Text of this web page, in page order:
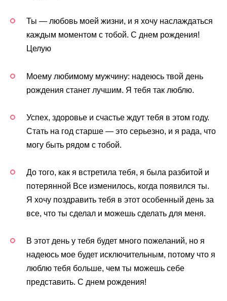
Ты — любовь моей жизни, и я хочу наслаждаться
каждым моментом с тобой. С днем рождения!
Целую
Моему любимому мужчину: надеюсь твой день
рождения станет лучшим. Я тебя так люблю.
Успех, здоровье и счастье ждут тебя в этом году.
Стать на год старше — это серьезно, и я рада, что
могу быть рядом с тобой.
До того, как я встретила тебя, я была разбитой и
потерянной Все изменилось, когда появился ты.
Я хочу поздравить тебя в этот особенный день за
все, что ты сделал и можешь сделать для меня.
В этот день у тебя будет много пожеланий, но я
надеюсь мое будет исключительным, потому что я
люблю тебя больше, чем ты можешь себе
представить. С днем рождения!